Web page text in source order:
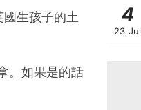
生孩子的土
。如果是的話
4
23 Jul